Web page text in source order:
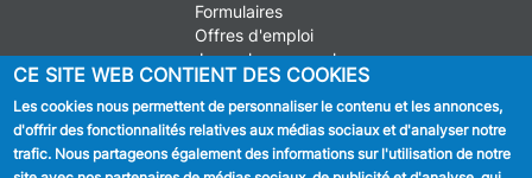
Formulaires
Offres d'emploi
Journal communal
Stationnement
SUIVEZ NOUS
CE SITE WEB CONTIENT DES COOKIES
Les cookies nous permettent de personnaliser le contenu et les annonces,
d'offrir des fonctionnalités relatives aux médias sociaux et d'analyser notre
trafic. Nous partageons également des informations sur l'utilisation de notre